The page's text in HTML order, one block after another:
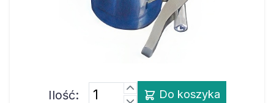
Ilość: Do koszyka